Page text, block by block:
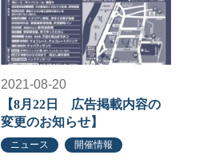
2021-08-20
【8月22日 広告掲載内容の
変更のお知らせ】
ニュース 開催情報